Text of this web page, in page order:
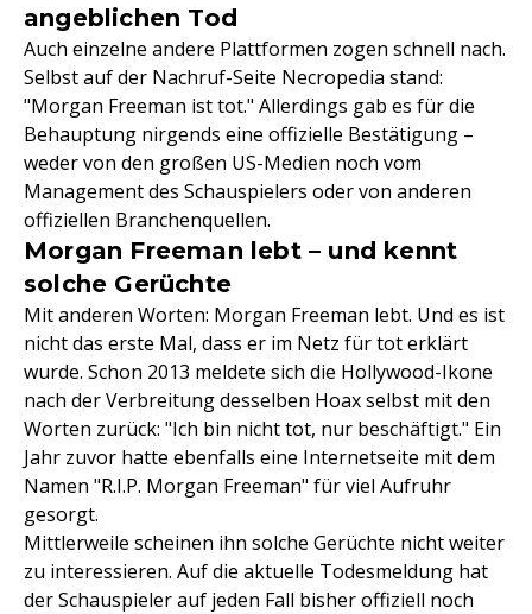
angeblichen Tod
Auch einzelne andere Plattformen zogen schnell nach.
Selbst auf der Nachruf-Seite Necropedia stand:
"Morgan Freeman ist tot." Allerdings gab es für die
Behauptung nirgends eine offizielle Bestätigung –
weder von den großen US-Medien noch vom
Management des Schauspielers oder von anderen
offiziellen Branchenquellen.
Morgan Freeman lebt – und kennt
solche Gerüchte
Mit anderen Worten: Morgan Freeman lebt. Und es ist
nicht das erste Mal, dass er im Netz für tot erklärt
wurde. Schon 2013 meldete sich die Hollywood-Ikone
nach der Verbreitung desselben Hoax selbst mit den
Worten zurück: "Ich bin nicht tot, nur beschäftigt." Ein
Jahr zuvor hatte ebenfalls eine Internetseite mit dem
Namen "R.I.P. Morgan Freeman" für viel Aufruhr
gesorgt.
Mittlerweile scheinen ihn solche Gerüchte nicht weiter
zu interessieren. Auf die aktuelle Todesmeldung hat
der Schauspieler auf jeden Fall bisher offiziell noch